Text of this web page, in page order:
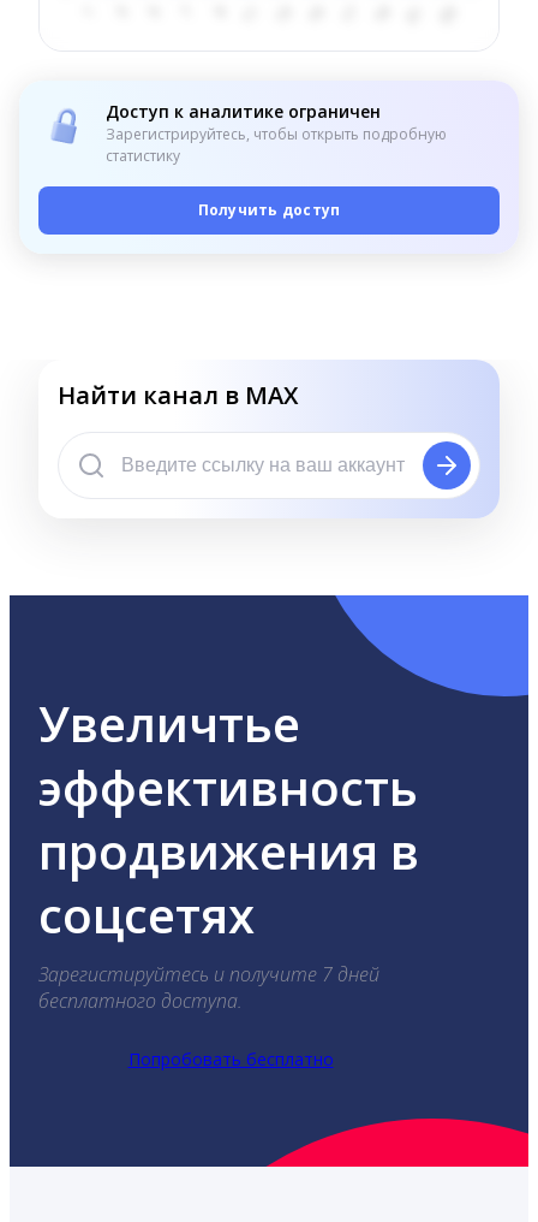
Доступ к аналитике ограничен
Зарегистрируйтесь, чтобы открыть подробную
статистику
Получить доступ
Найти канал в MAX
Увеличтье
эффективность
продвижения в
соцсетях
Зарегистируйтесь и получите 7 дней
бесплатного доступа.
Попробовать бесплатно